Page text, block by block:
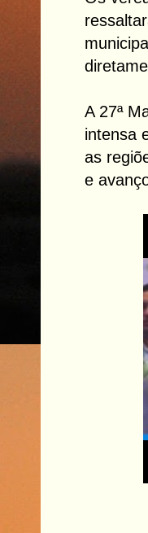
A 27ª
intensa
as
e